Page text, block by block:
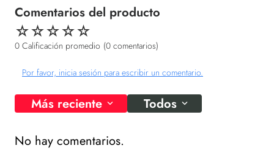
☆☆☆☆☆
0 Calificación promedio (0 comentarios)
Por favor, inicia sesión para escribir un comentario.
Más reciente Todos
No hay comentarios.